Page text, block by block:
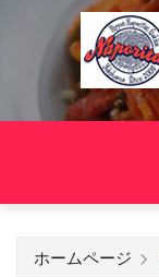
ホームページ